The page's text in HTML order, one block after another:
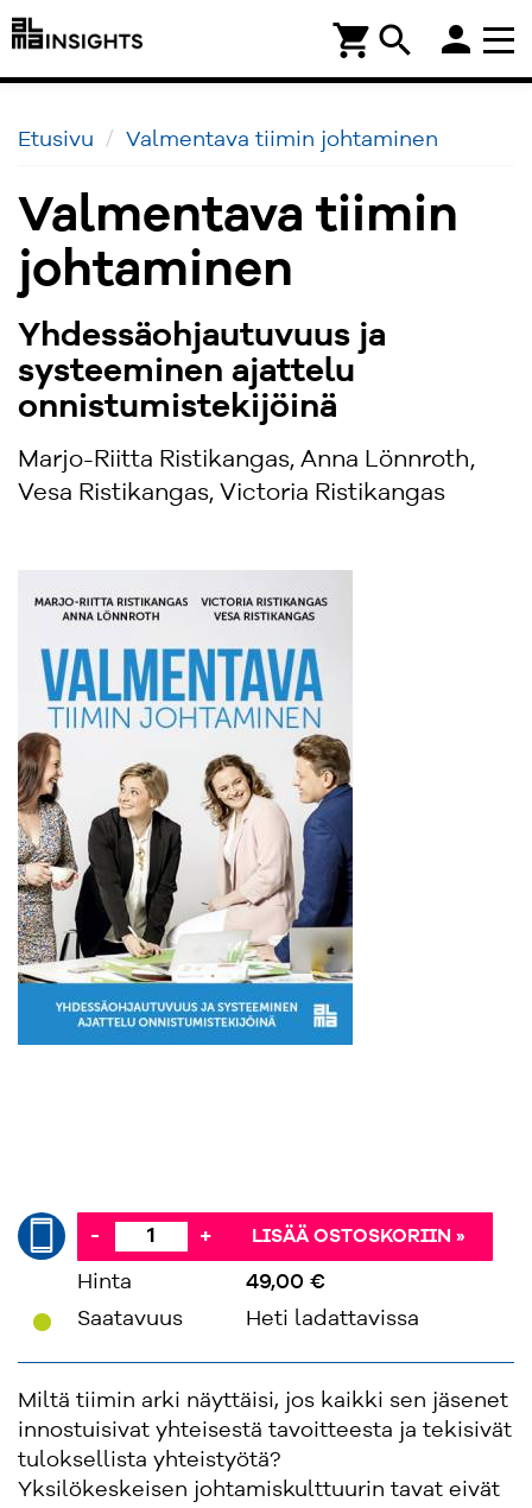
search
shopping_cart person
Etusivu Valmentava tiimin johtaminen
Valmentava tiimin
johtaminen
Yhdessäohjautuvuus ja
systeeminen ajattelu
onnistumistekijöinä
Marjo-Riitta Ristikangas, Anna Lönnroth,
Vesa Ristikangas, Victoria Ristikangas
- + LISÄÄ OSTOSKORIIN »
Hinta
49,00 €
Saatavuus
Heti ladattavissa
Miltä tiimin arki näyttäisi, jos kaikki sen jäsenet
innostuisivat yhteisestä tavoitteesta ja tekisivät
tuloksellista yhteistyötä?
Yksilökeskeisen johtamiskulttuurin tavat eivät